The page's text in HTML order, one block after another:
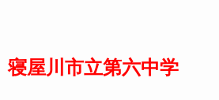
寝屋川市立第六中学